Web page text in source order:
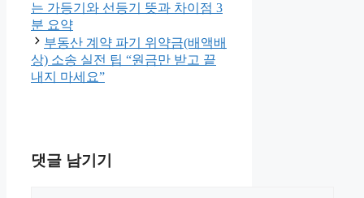
는 가등기와 선등기 뜻과 차이점 3
분 요약
부동산 계약 파기 위약금(배액배
상) 소송 실전 팁 “원금만 받고 끝
내지 마세요”
댓글 남기기